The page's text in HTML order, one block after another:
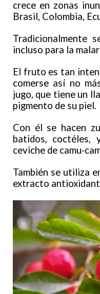
crece en zonas
Brasil, Colombia,
Tradicionalmente
incluso para la
El fruto es tan
comerse así no
jugo, que tiene un
pigmento de su piel.
Con él se hacen
batidos, coctéles,
ceviche de
También se utiliza
extracto